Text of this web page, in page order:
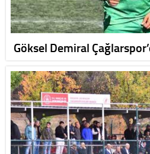
Göksel Demiral